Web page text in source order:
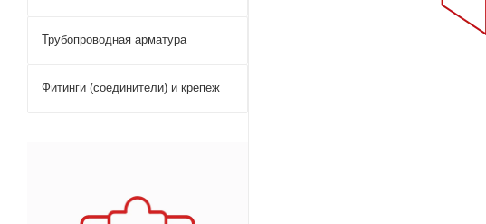
Трубопроводная арматура
Фитинги (соединители) и крепеж